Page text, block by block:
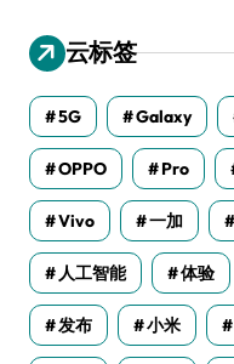
云标签
5G Galaxy
OPPO Pro
Vivo 一加
人工智能 体验
发布 小米